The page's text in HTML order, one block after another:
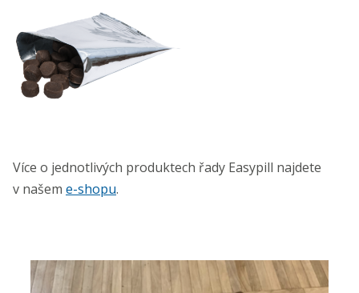
Více o jednotlivých produktech řady Easypill najdete
v našem e-shopu.